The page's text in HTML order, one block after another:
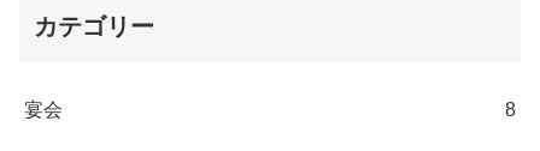
カテゴリー
宴会 8